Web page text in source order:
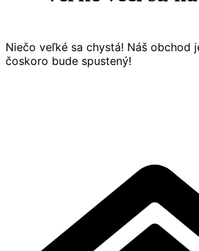
Niečo veľké sa chystá! Náš obchod
čoskoro bude spustený!